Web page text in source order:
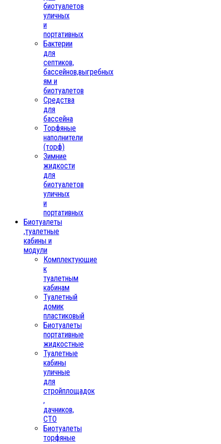
биотуалетов
уличных
и
портативных
Бактерии
для
септиков,
бассейнов,выгребных
ям и
биотуалетов
Средства
для
бассейна
Торфяные
наполнители
(торф)
Зимние
жидкости
для
биотуалетов
уличных
и
портативных
Биотуалеты
,туалетные
кабины и
модули
Комплектующие
к
туалетным
кабинам
Туалетный
домик
пластиковый
Биотуалеты
портативные
жидкостные
Туалетные
кабины
уличные
для
стройплощадок
,
дачников,
СТО
Биотуалеты
торфяные